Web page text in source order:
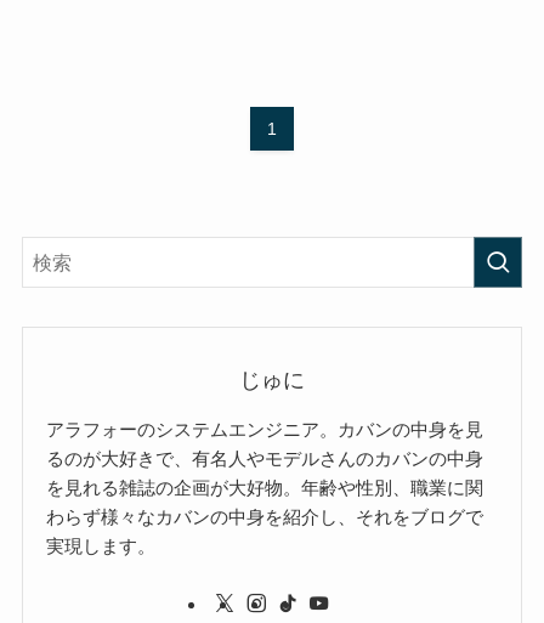
1
じゅに
アラフォーのシステムエンジニア。カバンの中身を見
るのが大好きで、有名人やモデルさんのカバンの中身
を見れる雑誌の企画が大好物。年齢や性別、職業に関
わらず様々なカバンの中身を紹介し、それをブログで
実現します。